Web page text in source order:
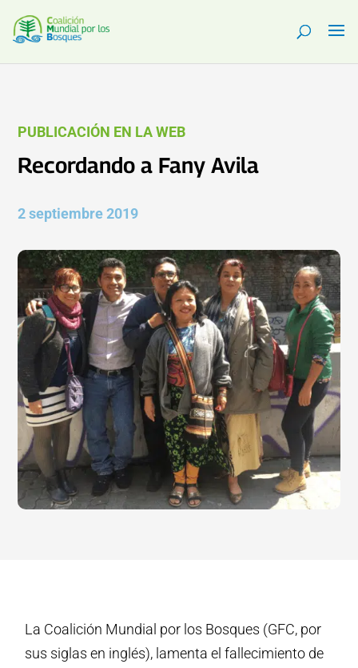
PUBLICACIÓN EN LA WEB
Recordando a Fany Avila
2 septiembre 2019
La Coalición Mundial por los Bosques (GFC, por
sus siglas en inglés), lamenta el fallecimiento de